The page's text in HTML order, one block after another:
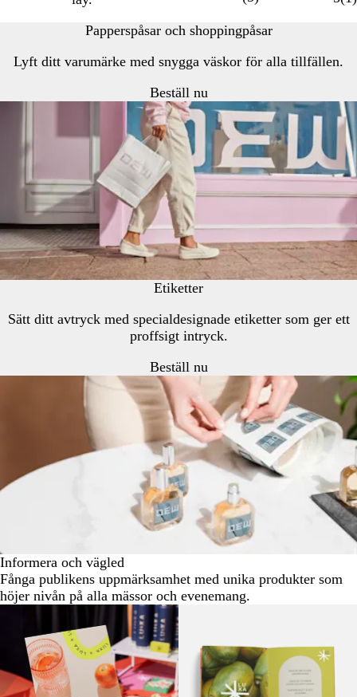
Papperspåsar och shoppingpåsar
Lyft ditt varumärke med snygga väskor för alla tillfällen.
Beställ nu
Etiketter
Sätt ditt avtryck med specialdesignade etiketter som ger ett
proffsigt intryck.
Beställ nu
Informera och vägled
Fånga publikens uppmärksamhet med unika produkter som
höjer nivån på alla mässor och evenemang.